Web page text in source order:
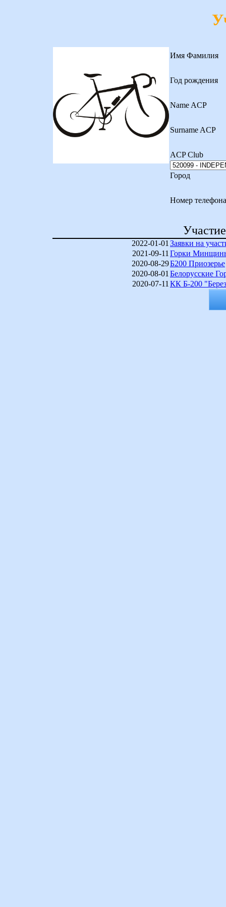
Имя Фамилия
Год рождения
Name ACP
Surname ACP
ACP Club
Город
Номер телефона
2022-01-01 Заявки на
2021-09-11 Горки
2020-08-29Б200 Приозерье
2020-08-01 Белорусские
2020-07-11 КК Б-200